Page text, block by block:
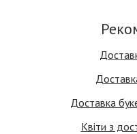
Доставка
Квіти з